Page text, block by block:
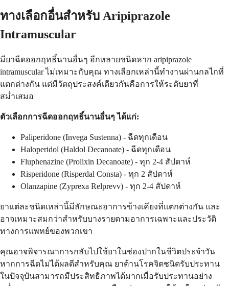
ทางเลือกอื่นสำหรับ Aripiprazole
Intramuscular
มียาฉีดออกฤทธิ์นานอื่นๆ อีกหลายชนิดหาก aripiprazole
intramuscular ไม่เหมาะกับคุณ ทางเลือกเหล่านี้ทำงานผ่านกลไกที่
แตกต่างกัน แต่มีวัตถุประสงค์เดียวกันคือการให้ระดับยาที่
สม่ำเสมอ
ตัวเลือกการฉีดออกฤทธิ์นานอื่นๆ ได้แก่:
Paliperidone (Invega Sustenna) - ฉีดทุกเดือน
Haloperidol (Haldol Decanoate) - ฉีดทุกเดือน
Fluphenazine (Prolixin Decanoate) - ทุก 2-4 สัปดาห์
Risperidone (Risperdal Consta) - ทุก 2 สัปดาห์
Olanzapine (Zyprexa Relprevv) - ทุก 2-4 สัปดาห์
ยาแต่ละชนิดเหล่านี้มีลักษณะอาการข้างเคียงที่แตกต่างกัน และ
อาจเหมาะสมกว่าสำหรับบางรายตามอาการเฉพาะและประวัติ
ทางการแพทย์ของพวกเขา
คุณอาจพิจารณาการกลับไปใช้ยาในช่องปากในชีวิตประจำวัน
หากการฉีดไม่ได้ผลดีสำหรับคุณ ยาต้านโรคจิตชนิดรับประทาน
ในปัจจุบันสามารถมีประสิทธิภาพได้มากเมื่อรับประทานอย่าง